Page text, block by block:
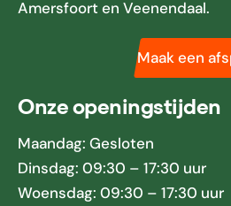
Amersfoort en Veenendaal.
Maak een
Onze openingstijden
Maandag: Gesloten
Dinsdag: 09:30 – 17:30 uur
Woensdag: 09:30 – 17:30 uur